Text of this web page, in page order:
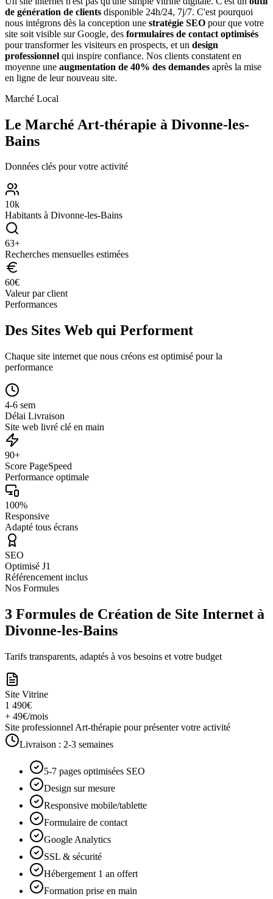
de génération de clients disponible 24h/24, 7j/7. C'est pourquoi
nous intégrons dès la conception une stratégie SEO pour que votre
site soit visible sur Google, des formulaires de contact optimisés
pour transformer les visiteurs en prospects, et un design
professionnel qui inspire confiance. Nos clients constatent en
moyenne une augmentation de 40% des demandes après la mise
en ligne de leur nouveau site.
Marché Local
Le Marché Art-thérapie à Divonne-les-
Bains
Données clés pour votre activité
10k
Habitants à Divonne-les-Bains
63+
Recherches mensuelles estimées
60€
Valeur par client
Performances
Des Sites Web qui Performent
Chaque site internet que nous créons est optimisé pour la
performance
4-6 sem
Délai Livraison
Site web livré clé en main
90+
Score PageSpeed
Performance optimale
100%
Responsive
Adapté tous écrans
SEO
Optimisé J1
Référencement inclus
Nos Formules
3 Formules de Création de Site Internet à
Divonne-les-Bains
Tarifs transparents, adaptés à vos besoins et votre budget
Site Vitrine
1 490€
+ 49€/mois
Site professionnel Art-thérapie pour présenter votre activité
Livraison : 2-3 semaines
5-7 pages optimisées SEO
Design sur mesure
Responsive mobile/tablette
Formulaire de contact
Google Analytics
SSL & sécurité
Hébergement 1 an offert
Formation prise en main